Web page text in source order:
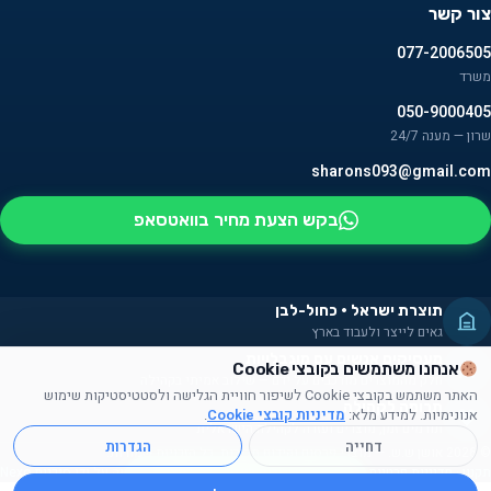
צור קשר
077-2006505
משרד
050-9000405
שרון — מענה 24/7
sharons093@gmail.com
בקש הצעת מחיר בוואטסאפ
תוצרת ישראל · כחול-לבן
גאים לייצר ולעבוד בארץ
מעסיקים אנשים עם מוגבלויות
חלק מהמוצרים מורכבים על ידם — שילוב אמיתי בקהילה
תרומה לקהילה
תורמים זמן, מוצרים ועזרה לקהילה הישראלית
תקנון·מדיניות פרטיות·עוגיות·נגישות אתר נבנה על ידיסוכנות Nexo
אנחנו יכולים לעזור לכם למצוא
אנחנו משתמשים בקובצי Cookie
האתר משתמש בקובצי Cookie לשיפור חוויית הגלישה ולסטטיסטיקות שימוש
אנונימיות. למידע מלא: מדיניות קובצי Cookie
.
דחייה
הגדרות